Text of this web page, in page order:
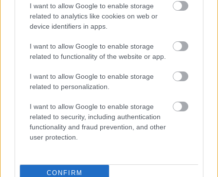
I want to allow Google to enable storage
related to analytics like cookies on web or
device identifiers in apps.
I want to allow Google to enable storage
related to functionality of the website or app.
I want to allow Google to enable storage
related to personalization.
I want to allow Google to enable storage
related to security, including authentication
functionality and fraud prevention, and other
user protection.
CONFIRM
Meccs Center
Paris Saint-Germainvs
Manchester United
Felkészülési szezon 4. mérkőzés
Nya Ullevi, Göteborg
1 nap 23 óra 54 perc 0 másodperc
AC MilanvsManchester United2026-08-15 18:00